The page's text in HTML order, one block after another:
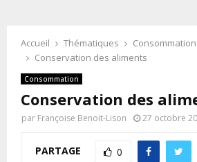
Accueil Thématiques
Consommation
Conservation des aliments
Consommation
Conservation des
par Françoise Benoit-Lison 27 octobre
PARTAGE 0